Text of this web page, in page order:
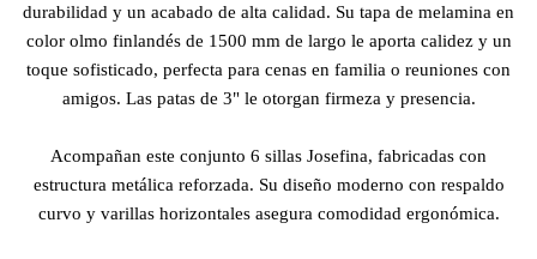
durabilidad y un acabado de alta calidad. Su tapa de melamina en
color olmo finlandés de 1500 mm de largo le aporta calidez y un
toque sofisticado, perfecta para cenas en familia o reuniones con
amigos. Las patas de 3" le otorgan firmeza y presencia.
Acompañan este conjunto 6 sillas Josefina, fabricadas con
estructura metálica reforzada. Su diseño moderno con respaldo
curvo y varillas horizontales asegura comodidad ergonómica.